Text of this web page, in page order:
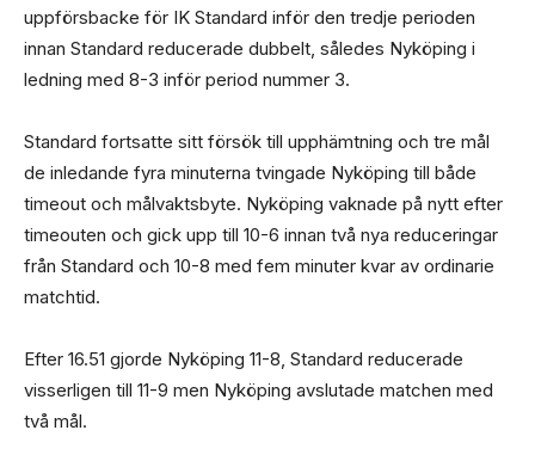
uppförsbacke för IK Standard inför den tredje perioden
innan Standard reducerade dubbelt, således Nyköping i
ledning med 8-3 inför period nummer 3.
Standard fortsatte sitt försök till upphämtning och tre mål
de inledande fyra minuterna tvingade Nyköping till både
timeout och målvaktsbyte. Nyköping vaknade på nytt efter
timeouten och gick upp till 10-6 innan två nya reduceringar
från Standard och 10-8 med fem minuter kvar av ordinarie
matchtid.
Efter 16.51 gjorde Nyköping 11-8, Standard reducerade
visserligen till 11-9 men Nyköping avslutade matchen med
två mål.